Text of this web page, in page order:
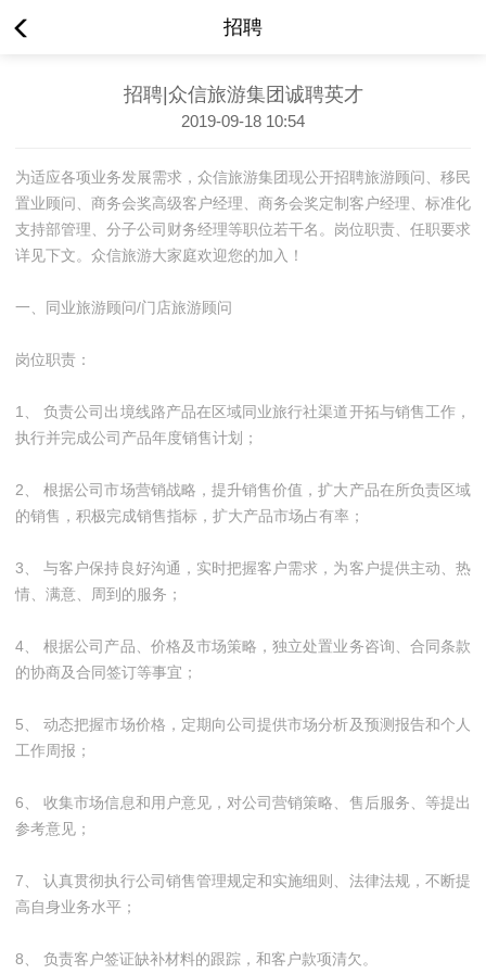
招聘
招聘|众信旅游集团诚聘英才
2019-09-18 10:54
为适应各项业务发展需求，众信旅游集团现公开招聘旅游顾问、移民
置业顾问、商务会奖高级客户经理、商务会奖定制客户经理、标准化
支持部管理、分子公司财务经理等职位若干名。岗位职责、任职要求
详见下文。众信旅游大家庭欢迎您的加入！
一、同业旅游顾问/门店旅游顾问
岗位职责：
1、 负责公司出境线路产品在区域同业旅行社渠道开拓与销售工作，
执行并完成公司产品年度销售计划；
2、 根据公司市场营销战略，提升销售价值，扩大产品在所负责区域
的销售，积极完成销售指标，扩大产品市场占有率；
3、 与客户保持良好沟通，实时把握客户需求，为客户提供主动、热
情、满意、周到的服务；
4、 根据公司产品、价格及市场策略，独立处置业务咨询、合同条款
的协商及合同签订等事宜；
5、 动态把握市场价格，定期向公司提供市场分析及预测报告和个人
工作周报；
6、 收集市场信息和用户意见，对公司营销策略、售后服务、等提出
参考意见；
7、 认真贯彻执行公司销售管理规定和实施细则、法律法规，不断提
高自身业务水平；
8、 负责客户签证缺补材料的跟踪，和客户款项清欠。